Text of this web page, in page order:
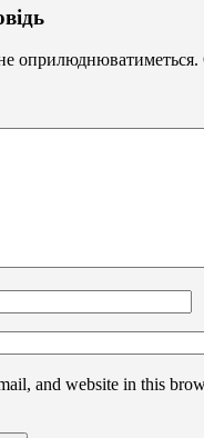
оприлюднюватиметься.
and website in this